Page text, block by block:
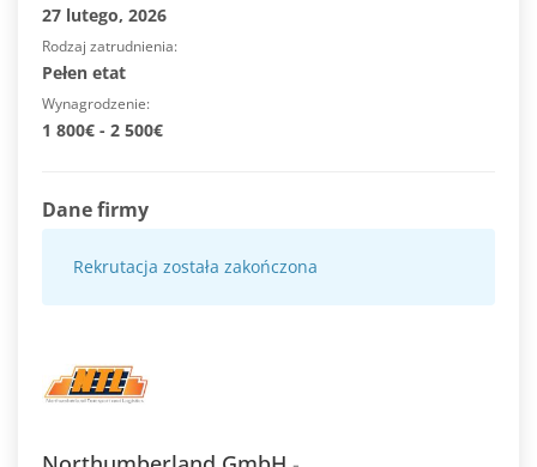
27 lutego, 2026
Rodzaj zatrudnienia
Pełen etat
Wynagrodzenie
1 800€ - 2 500€
Dane firmy
Rekrutacja została zakończona